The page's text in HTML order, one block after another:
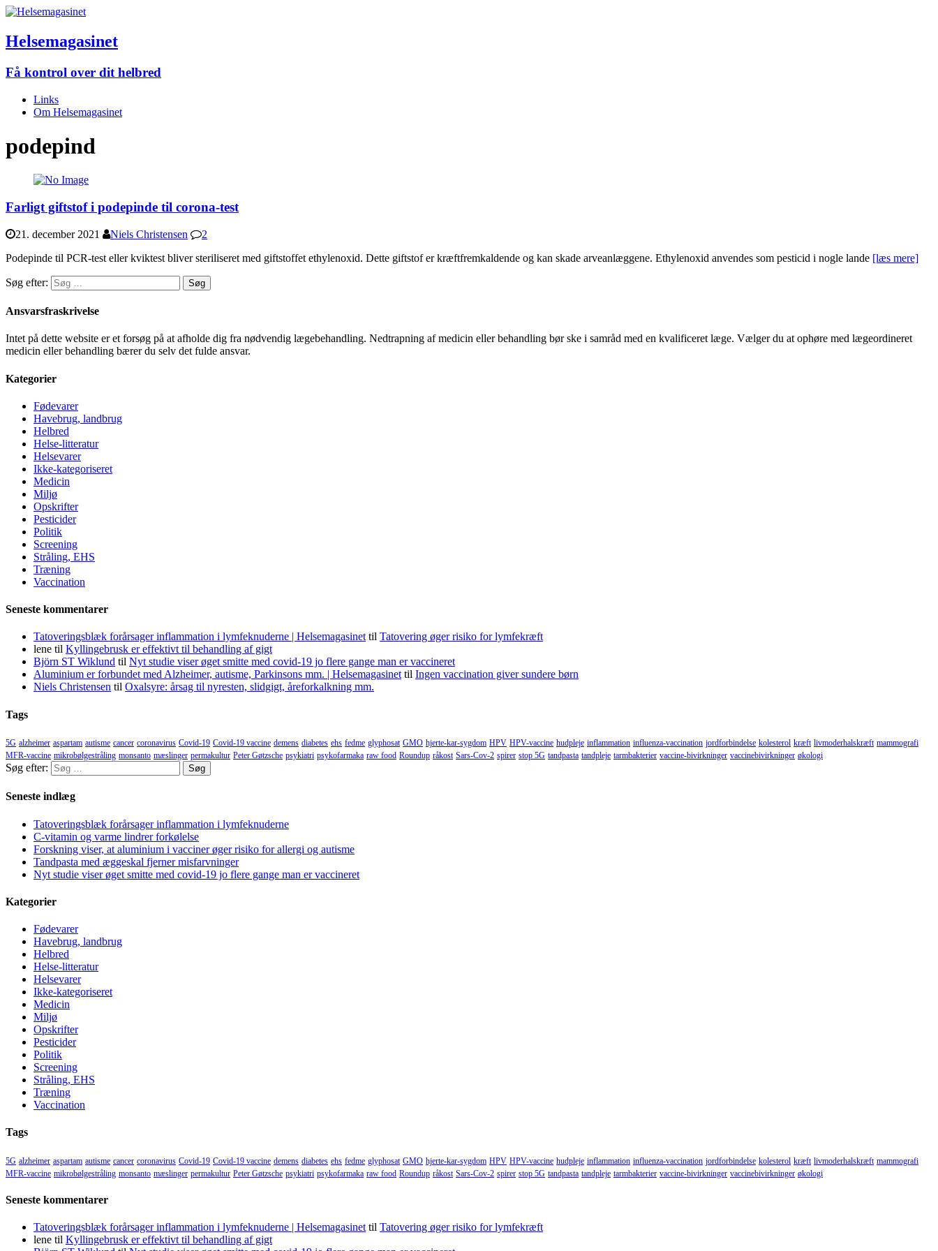
Helsemagasinet
Få kontrol over dit helbred
Links
Om Helsemagasinet
podepind
Farligt giftstof i podepinde til corona-test
21. december 2021 Niels Christensen
2
Podepinde til PCR-test eller kviktest bliver steriliseret med giftstoffet ethylenoxid. Dette giftstof er kræftfremkaldende og kan skade arveanlæggene. Ethylenoxid anvendes som pesticid i nogle lande [læs mere]
Søg efter:
Ansvarsfraskrivelse
Intet på dette website er et forsøg på at afholde dig fra nødvendig lægebehandling. Nedtrapning af medicin eller behandling bør ske i samråd med en kvalificeret læge. Vælger du at ophøre med lægeordineret
medicin eller behandling bærer du selv det fulde ansvar.
Kategorier
Fødevarer
Havebrug, landbrug
Helbred
Helse-litteratur
Helsevarer
Ikke-kategoriseret
Medicin
Miljø
Opskrifter
Pesticider
Politik
Screening
Stråling, EHS
Træning
Vaccination
Seneste kommentarer
Tatoveringsblæk forårsager inflammation i lymfeknuderne | Helsemagasinettil Tatovering øger risiko for lymfekræft
lene til Kyllingebrusk er effektivt til behandling af gigt
Björn ST Wiklund til Nyt studie viser øget smitte med covid-19 jo flere gange man er vaccineret
Aluminium er forbundet med Alzheimer, autisme, Parkinsons mm. | Helsemagasinettil Ingen vaccination giver sundere børn
Niels Christensen til Oxalsyre: årsag til nyresten, slidgigt, åreforkalkning mm.
Tags
5G alzheimer aspartam autisme cancer coronavirus Covid-19 Covid-19 vaccine demens diabetes ehs fedme glyphosat GMO hjerte-kar-sygdom HPV HPV-vaccine hudpleje inflammation influenza-vaccination jordforbindelse kolesterol kræft livmoderhalskræft mammografi
MFR-vaccine mikrobølgestråling monsanto mæslinger permakultur Peter Gøtzsche psykiatri psykofarmaka raw food Roundup råkost Sars-Cov-2 spirer stop 5G tandpasta tandpleje tarmbakterier vaccine-bivirkninger vaccinebivirkninger økologi
Søg efter:
Seneste indlæg
Tatoveringsblæk forårsager inflammation i lymfeknuderne
C-vitamin og varme lindrer forkølelse
Forskning viser, at aluminium i vacciner øger risiko for allergi og autisme
Tandpasta med æggeskal fjerner misfarvninger
Nyt studie viser øget smitte med covid-19 jo flere gange man er vaccineret
Kategorier
Fødevarer
Havebrug, landbrug
Helbred
Helse-litteratur
Helsevarer
Ikke-kategoriseret
Medicin
Miljø
Opskrifter
Pesticider
Politik
Screening
Stråling, EHS
Træning
Vaccination
Tags
5G alzheimer aspartam autisme cancer coronavirus Covid-19 Covid-19 vaccine demens diabetes ehs fedme glyphosat GMO hjerte-kar-sygdom HPV HPV-vaccine hudpleje inflammation influenza-vaccination jordforbindelse kolesterol kræft livmoderhalskræft mammografi
MFR-vaccine mikrobølgestråling monsanto mæslinger permakultur Peter Gøtzsche psykiatri psykofarmaka raw food Roundup råkost Sars-Cov-2 spirer stop 5G tandpasta tandpleje tarmbakterier vaccine-bivirkninger vaccinebivirkninger økologi
Seneste kommentarer
Tatoveringsblæk forårsager inflammation i lymfeknuderne | Helsemagasinet til Tatovering øger risiko for lymfekræft
lene til Kyllingebrusk er effektivt til behandling af gigt